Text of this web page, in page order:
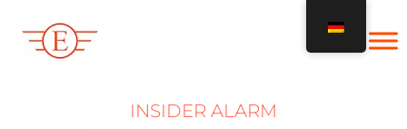
Inhalt
springen
INSIDER ALARM